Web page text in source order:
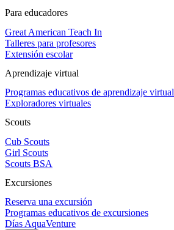
Para educadores
Great American Teach In
Talleres para profesores
Extensión escolar
Aprendizaje virtual
Programas educativos de aprendizaje virtual
Exploradores virtuales
Scouts
Cub Scouts
Girl Scouts
Scouts BSA
Excursiones
Reserva una excursión
Programas educativos de excursiones
Días AquaVenture